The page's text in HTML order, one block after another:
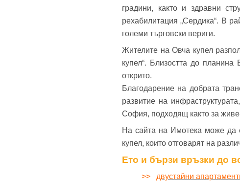
градини, както и здравни
рехабилитация „Сердика“. В
големи търговски вериги.
Жителите на Овча купел
купел“. Близостта до
открито.
Благодарение на добрата
развитие на
София, подходящ както за
На сайта на Имотека може да
купел, които отговарят на
Ето и бързи връзки до
>> двустайни